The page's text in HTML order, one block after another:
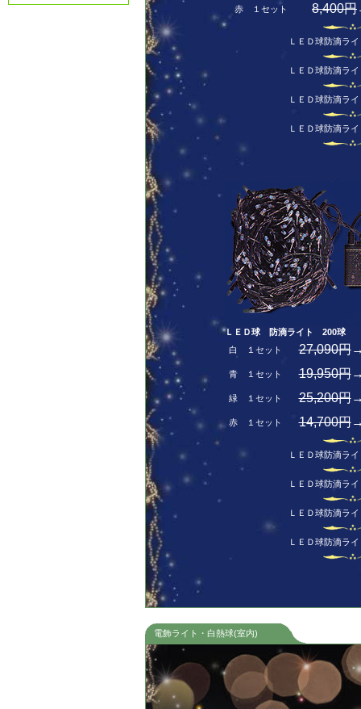
赤 １セット 8,400円
ＬＥＤ球防滴
ＬＥＤ球防滴
ＬＥＤ球防滴
ＬＥＤ球防滴
ＬＥＤ球 防滴ライト 200球長
白 １セット
27,090円
青 １セット 19,950円
緑 １セット 25,200円
赤 １セット 14,700円
ＬＥＤ球防滴
ＬＥＤ球防滴
ＬＥＤ球防滴
ＬＥＤ球防滴
電飾ライト・白熱球(室内)